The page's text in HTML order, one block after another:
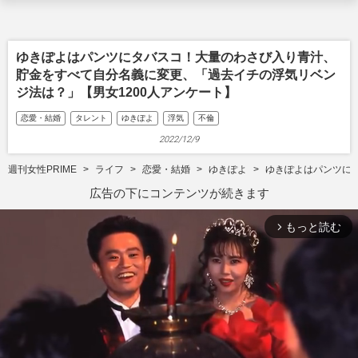
ゆきぽよはパンツにタバスコ！大量のわさび入り青汁、
貯金をすべて自分名義に変更、「過去イチの浮気リベン
ジ法は？」【男女1200人アンケート】
恋愛・結婚 タレント ゆきぽよ 浮気 不倫
2022/12/9
週刊女性PRIME ライフ 恋愛・結婚 ゆきぽよ ゆきぽよはパンツに
広告の下にコンテンツが続きます
arrow_forward_ios もっと読む